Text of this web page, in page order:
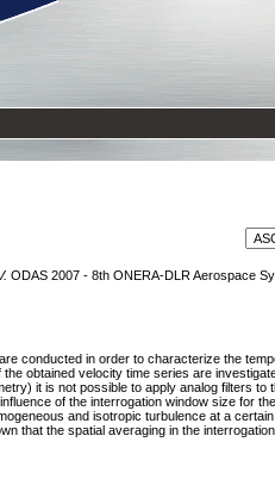
ODAS 2007 - 8th ONERA-DLR Aerospace
conducted in order to characterize the
obtained velocity time series are
it is not possible to apply analog filters to
of the interrogation window size for
and isotropic turbulence at a
that the spatial averaging in the